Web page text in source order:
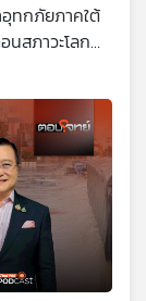
อุทกภัยภาคใต้
สภาวะโลก